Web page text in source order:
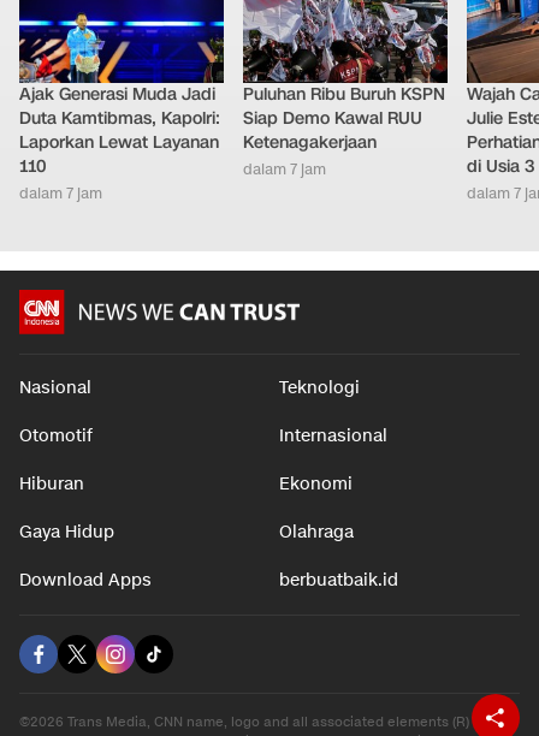
Ajak Generasi Muda Jadi
Duta Kamtibmas, Kapolri:
Laporkan Lewat Layanan
110
dalam 7 jam
Puluhan Ribu Buruh KSPN
Siap Demo Kawal RUU
Ketenagakerjaan
dalam 7 jam
Wajah
Julie
di Usia 3
dalam 7
Nasional Teknologi
Otomotif Internasional
Hiburan Ekonomi
Gaya Hidup Olahraga
Download Apps berbuatbaik.id
©2026 Trans Media, CNN name, logo and all associated elements (R) and ©